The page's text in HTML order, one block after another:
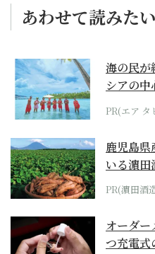
あわせて読みたい
海の民が
シアの
らみえて
PR(エア タ
鹿児島県
いる濵田
PR(濵田酒
オーダー
つ充電式